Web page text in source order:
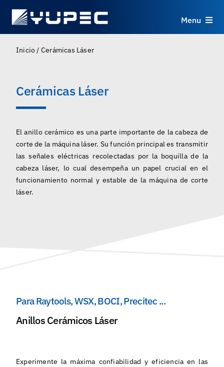
Menu
Productos
Recursos
Sobre
Inicio/ Cerámicas Láser
Cerámicas Láser
El anillo cerámico es una parte importante de la cabeza de
corte de la máquina láser. Su función principal es transmitir
las señales eléctricas recolectadas por la boquilla de la
cabeza láser, lo cual desempeña un papel crucial en el
funcionamiento normal y estable de la máquina de corte
láser.
Para Raytools, WSX, BOCI, Precitec ...
Anillos Cerámicos Láser
Experimente la máxima confiabilidad y eficiencia en las